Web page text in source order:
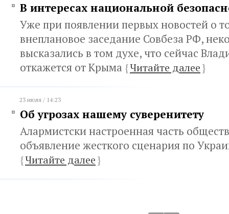
В интересах национальной
Уже при появлении первых новостей о
внеплановое заседание Совбеза РФ,
высказались в том духе, что сейчас
откажется от Крыма {Читайте далее}
23 июля / 14:23
Об угрозах нашему суверенитету
Алармистски настроенная часть
объявление жесткого сценария по
{Читайте далее}